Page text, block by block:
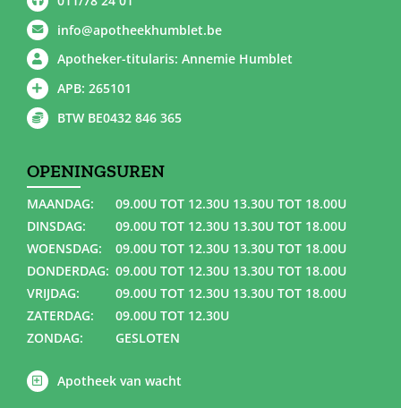
info@apotheekhumblet.be
Apotheker-titularis: Annemie Humblet
APB: 265101
BTW BE0432 846 365
OPENINGSUREN
MAANDAG:
09.00U TOT 12.30U 13.30U TOT 18.00U
DINSDAG:
09.00U TOT 12.30U 13.30U TOT 18.00U
WOENSDAG:
09.00U TOT 12.30U 13.30U TOT 18.00U
DONDERDAG: 09.00U TOT 12.30U 13.30U TOT 18.00U
VRIJDAG:
09.00U TOT 12.30U 13.30U TOT 18.00U
ZATERDAG:
09.00U TOT 12.30U
ZONDAG:
GESLOTEN
Apotheek van wacht